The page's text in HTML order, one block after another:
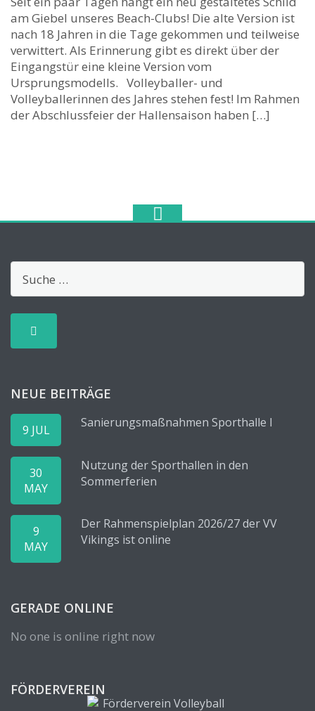
am Giebel unseres Beach-Clubs! Die alte Version ist
nach 18 Jahren in die Tage gekommen und teilweise
verwittert. Als Erinnerung gibt es direkt über der
Eingangstür eine kleine Version vom
Ursprungsmodells. Volleyballer- und
Volleyballerinnen des Jahres stehen fest! Im Rahmen
der Abschlussfeier der Hallensaison haben […]
NEUE BEITRÄGE
9 JUL Sanierungsmaßnahmen Sporthalle I
30
MAY
Nutzung der Sporthallen in den
Sommerferien
9
MAY
Der Rahmenspielplan 2026/27 der VV
Vikings ist online
GERADE ONLINE
No one is online right now
FÖRDERVEREIN